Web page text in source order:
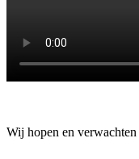
Wij hopen en